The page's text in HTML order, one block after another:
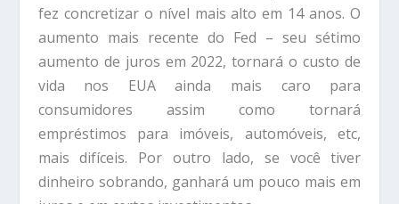
fez concretizar o nível mais alto em 14 anos. O
aumento mais recente do Fed – seu sétimo
aumento de juros em 2022, tornará o custo de
vida nos EUA ainda mais caro para
consumidores assim como tornará
empréstimos para imóveis, automóveis, etc,
mais difíceis. Por outro lado, se você tiver
dinheiro sobrando, ganhará um pouco mais em